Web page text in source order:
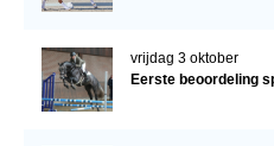
vrijdag 3 oktober
Eerste beoordeling